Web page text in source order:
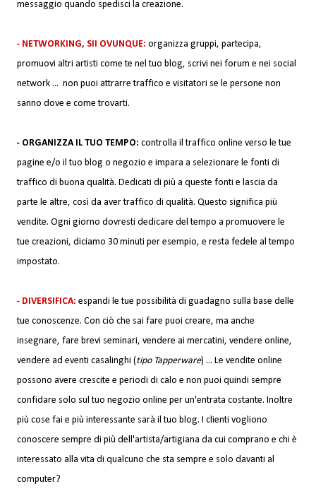
messaggio quando spedisci la creazione.
- NETWORKING, SII OVUNQUE: organizza gruppi, partecipa,
promuovi altri artisti come te nel tuo blog, scrivi nei forum e nei social
network ... non puoi attrarre traffico e visitatori se le persone non
sanno dove e come trovarti.
- ORGANIZZA IL TUO TEMPO: controlla il traffico online verso le tue
pagine e/o il tuo blog o negozio e impara a selezionare le fonti di
traffico di buona qualità. Dedicati di più a queste fonti e lascia da
parte le altre, così da aver traffico di qualità. Questo significa più
vendite. Ogni giorno dovresti dedicare del tempo a promuovere le
tue creazioni, diciamo 30 minuti per esempio, e resta fedele al tempo
impostato.
- DIVERSIFICA: espandi le tue possibilità di guadagno sulla base delle
tue conoscenze. Con ciò che sai fare puoi creare, ma anche
insegnare, fare brevi seminari, vendere ai mercatini, vendere online,
vendere ad eventi casalinghi (tipo Tapperware) ... Le vendite online
possono avere crescite e periodi di calo e non puoi quindi sempre
confidare solo sul tuo negozio online per un'entrata costante. Inoltre
più cose fai e più interessante sarà il tuo blog. I clienti vogliono
conoscere sempre di più dell'artista/artigiana da cui comprano e chi è
interessato alla vita di qualcuno che sta sempre e solo davanti al
computer?